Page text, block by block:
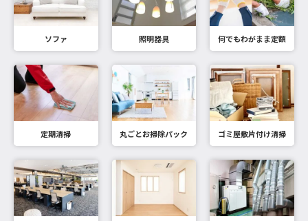
ソファ 照明器具 何でもわがまま定額
定期清掃 丸ごとお掃除パック ゴミ屋敷片付け清掃